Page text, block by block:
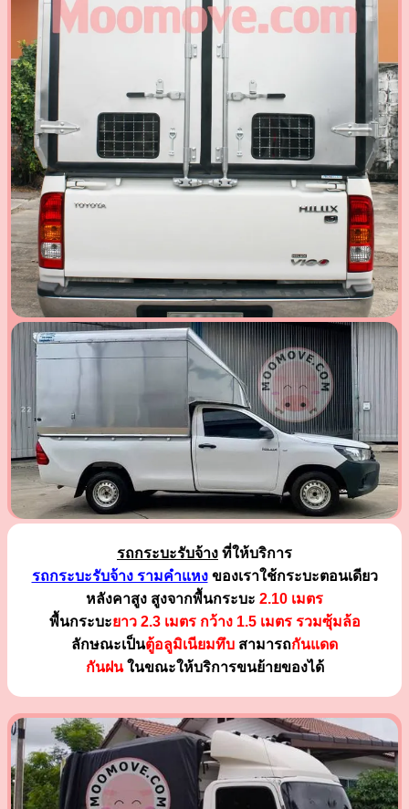
รถกระบะรับจ้าง ที่ให้บริการ
รถกระบะรับจ้าง รามคำแหงของเราใช้กระบะตอนเดียว
หลังคาสูง สูงจากพื้นกระบะ 2.10 เมตร
พื้นกระบะยาว 2.3 เมตร กว้าง 1.5 เมตร รวมซุ้มล้อ
ลักษณะเป็นตู้อลูมิเนียมทึบ สามารถกันแดด
กันฝนในขณะให้บริการขนย้ายของได้